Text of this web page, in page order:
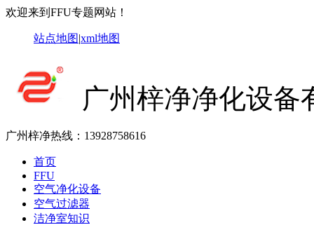
欢迎来到FFU专题网站！
站点地图|xml地图
广州梓净净化设备
广州梓净热线： 13928758616
首页
FFU
空气净化设备
空气过滤器
洁净室知识